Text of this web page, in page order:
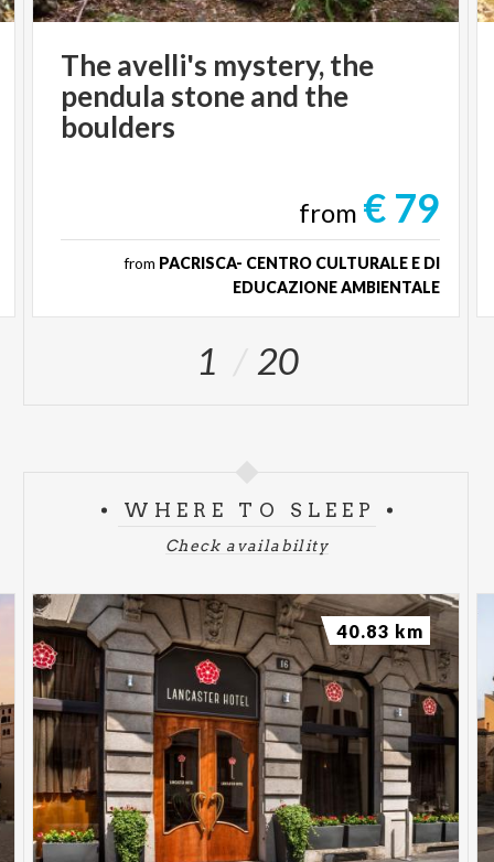
The avelli's mystery, the
pendula stone and the
boulders
from € 79
from PACRISCA- CENTRO CULTURALE E DI
EDUCAZIONE AMBIENTALE
1 20
WHERE TO SLEEP
Check availability
40.83 km